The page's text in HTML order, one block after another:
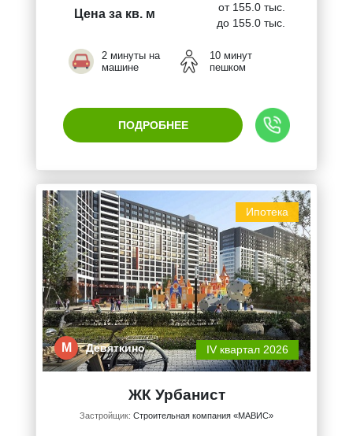
Цена за кв. м
от 155.0 тыс.
до 155.0 тыс.
2 минуты на
машине
10 минут
пешком
ПОДРОБНЕЕ
Ипотека
М Девяткино IV квартал 2026
ЖК Урбанист
Застройщик: Строительная компания «МАВИС»